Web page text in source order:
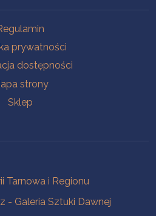
prywatności
dostępności
strony
Sklep
Tarnowa i Regionu
- Galeria Sztuki Dawnej